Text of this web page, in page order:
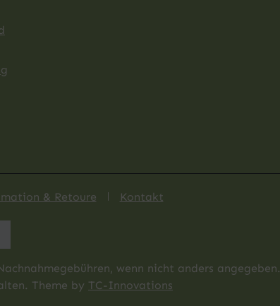
& Retoure Kontakt
wenn nicht anders angegeben.
Theme by TC-Innovations